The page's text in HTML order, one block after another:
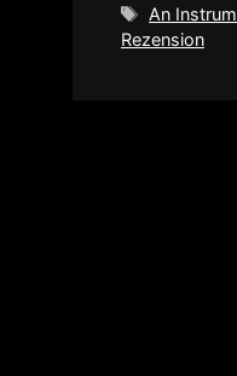
An
Rezension